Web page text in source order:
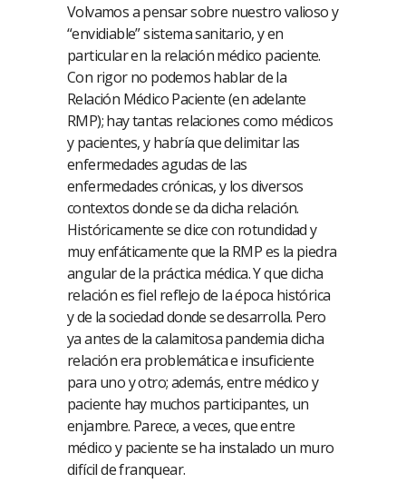
Volvamos a pensar sobre nuestro valioso y
“envidiable” sistema sanitario, y en
particular en la relación médico paciente.
Con rigor no podemos hablar de la
Relación Médico Paciente (en adelante
RMP); hay tantas relaciones como médicos
y pacientes, y habría que delimitar las
enfermedades agudas de las
enfermedades crónicas, y los diversos
contextos donde se da dicha relación.
Históricamente se dice con rotundidad y
muy enfáticamente que la RMP es la piedra
angular de la práctica médica. Y que dicha
relación es fiel reflejo de la época histórica
y de la sociedad donde se desarrolla. Pero
ya antes de la calamitosa pandemia dicha
relación era problemática e insuficiente
para uno y otro; además, entre médico y
paciente hay muchos participantes, un
enjambre. Parece, a veces, que entre
médico y paciente se ha instalado un muro
difícil de franquear.